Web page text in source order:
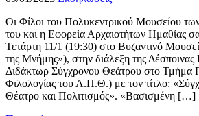
Οι Φίλοι του Πολυκεντρικού Μουσείου
του και η Εφορεία Αρχαιοτήτων Ημαθίας
Τετάρτη 11/1 (19:30) στο Βυζαντινό
της Μνήμης»), στην διάλεξη της
Διδάκτωρ Σύγχρονου Θεάτρου στο Τμήμα
Φιλολογίας του Α.Π.Θ.) με τον τίτλο:
Θέατρο και Πολιτισμός». «Βασισμένη […]